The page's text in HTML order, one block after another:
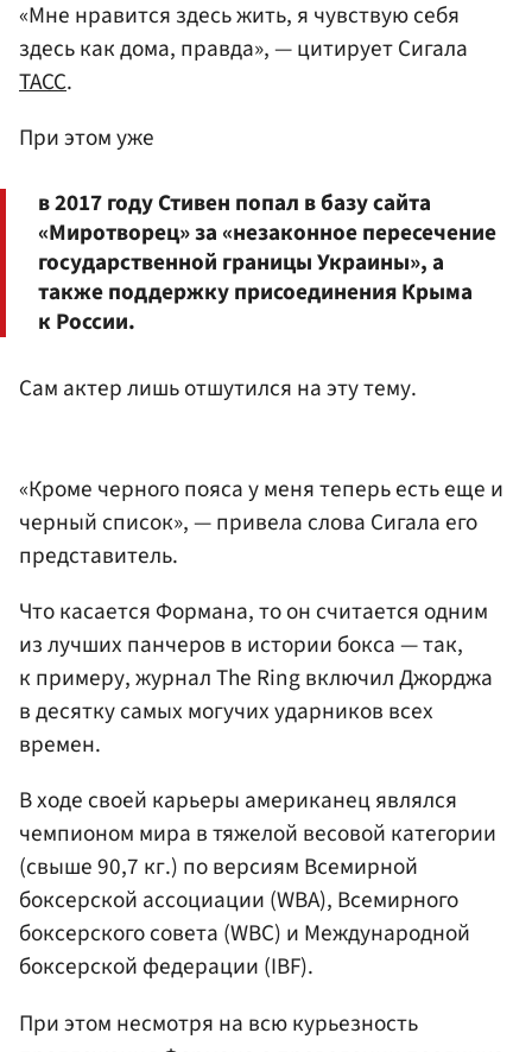
«Мне нравится здесь жить, я чувствую себя
здесь как дома, правда», — цитирует Сигала
ТАСС.
При этом уже
в 2017 году Стивен попал в базу сайта
«Миротворец» за «незаконное пересечение
государственной границы Украины», а
также поддержку присоединения Крыма
к России.
Сам актер лишь отшутился на эту тему.
«Кроме черного пояса у меня теперь есть еще и
черный список», — привела слова Сигала его
представитель.
Что касается Формана, то он считается одним
из лучших панчеров в истории бокса — так,
к примеру, журнал The Ring включил Джорджа
в десятку самых могучих ударников всех
времен.
В ходе своей карьеры американец являлся
чемпионом мира в тяжелой весовой категории
(свыше 90,7 кг.) по версиям Всемирной
боксерской ассоциации (WBA), Всемирного
боксерского совета (WBC) и Международной
боксерской федерации (IBF).
При этом несмотря на всю курьезность